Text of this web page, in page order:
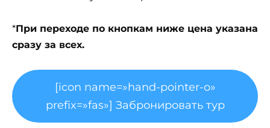
*При переходе по кнопкам ниже цена указана
сразу за всех.
[icon name=»hand-pointer-o»
prefix=»fas»] Забронировать тур